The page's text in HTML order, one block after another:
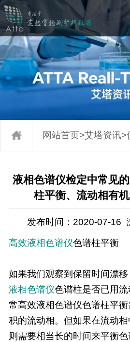
网站首页>艾塔资讯>
液相色谱仪检定中常见
柱平衡、流动相有
发布时间：2020-07-16
高效液相色谱仪色谱柱平衡
如果我们观察到保留时间漂
液相色谱仪色谱柱是否已用
常高效液相色谱仪色谱柱平
积的流动相。但如果在流动
则需要相当长的时间来平衡